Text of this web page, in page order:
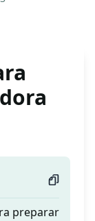
preparar